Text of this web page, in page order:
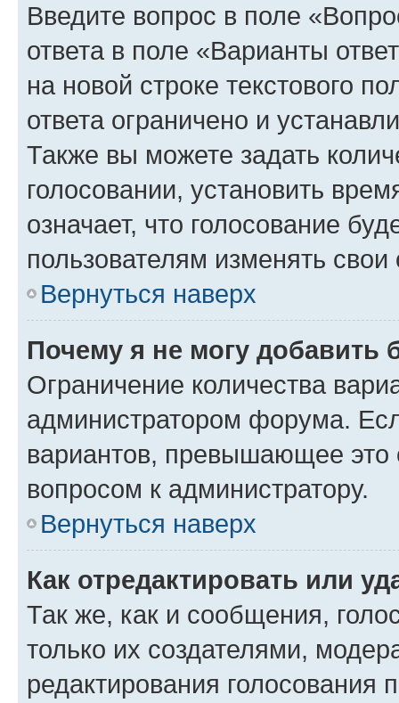
Введите вопрос в поле
ответа в поле «Варианты
на новой строке текстового
ответа ограничено и
Также вы можете задать
голосовании, установить
означает, что голосование
пользователям изменять свои
Вернуться наверх
Почему я не могу добавить
Ограничение количества
администратором форума.
вариантов, превышающее это
вопросом к администратору.
Вернуться наверх
Как отредактировать или
Так же, как и сообщения,
только их создателями,
редактирования голосования